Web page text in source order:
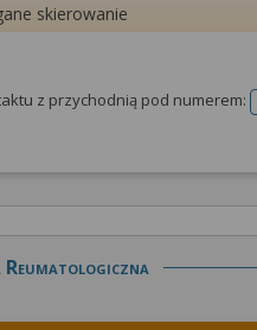
skierowanie
z przychodnią pod numerem: